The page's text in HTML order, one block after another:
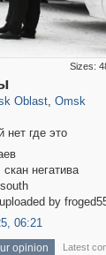
Sizes:
Oblast
80
, Omsk
22,511
нет где это
негатива
south
uploaded by
06:21
opinion Latest